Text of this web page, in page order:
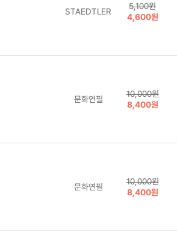
STAEDTLER
5,100원
4,600원
문화연필
10,000원
8,400원
문화연필
10,000원
8,400원